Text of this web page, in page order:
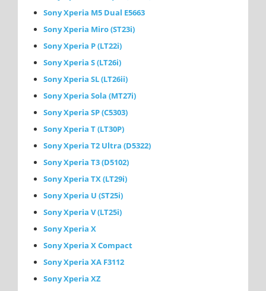
Sony Xperia M5 Dual E5663
Sony Xperia Miro (ST23i)
Sony Xperia P (LT22i)
Sony Xperia S (LT26i)
Sony Xperia SL (LT26ii)
Sony Xperia Sola (MT27i)
Sony Xperia SP (C5303)
Sony Xperia T (LT30P)
Sony Xperia T2 Ultra (D5322)
Sony Xperia T3 (D5102)
Sony Xperia TX (LT29i)
Sony Xperia U (ST25i)
Sony Xperia V (LT25i)
Sony Xperia X
Sony Xperia X Compact
Sony Xperia XA F3112
Sony Xperia XZ